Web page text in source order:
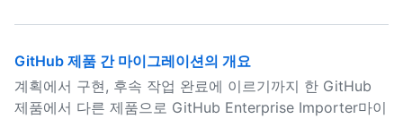
GitHub 제품 간 마이그레이션의 개요
계획에서 구현, 후속 작업 완료에 이르기까지 한 GitHub
제품에서 다른 제품으로 GitHub Enterprise Importer마이